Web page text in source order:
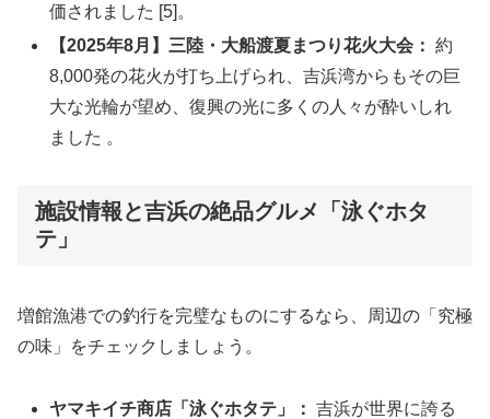
価されました [5]。
【2025年8月】三陸・大船渡夏まつり花火大会： 約
8,000発の花火が打ち上げられ、吉浜湾からもその巨
大な光輪が望め、復興の光に多くの人々が酔いしれ
ました 。
施設情報と吉浜の絶品グルメ「泳ぐホタ
テ」
増館漁港での釣行を完璧なものにするなら、周辺の「究極
の味」をチェックしましょう。
ヤマキイチ商店「泳ぐホタテ」： 吉浜が世界に誇る